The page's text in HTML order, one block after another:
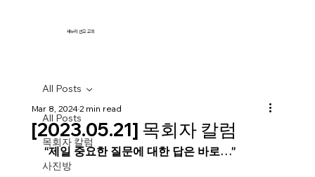
새누리 선교 교회
All Posts
목회자 칼럼
사진방
All Posts
[2023.05.21] 목회자 칼럼
Mar 8, 20242 min read
“제일 중요한 질문에 대한 답은 바로…”